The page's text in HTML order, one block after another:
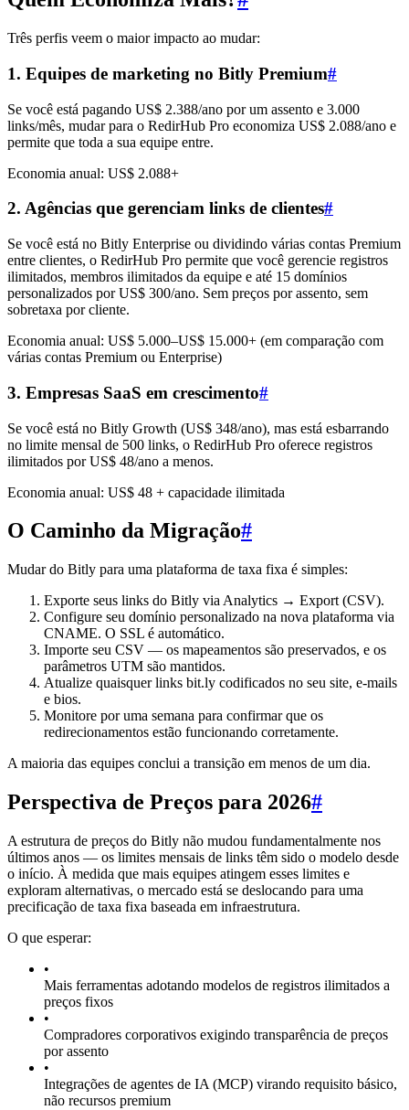
Três perfis veem o maior impacto ao mudar:
1. Equipes de marketing no Bitly Premium#
Se você está pagando US$ 2.388/ano por um assento e 3.000
links/mês, mudar para o RedirHub Pro economiza US$ 2.088/ano e
permite que toda a sua equipe entre.
Economia anual: US$ 2.088+
2. Agências que gerenciam links de clientes#
Se você está no Bitly Enterprise ou dividindo várias contas Premium
entre clientes, o RedirHub Pro permite que você gerencie registros
ilimitados, membros ilimitados da equipe e até 15 domínios
personalizados por US$ 300/ano. Sem preços por assento, sem
sobretaxa por cliente.
Economia anual: US$ 5.000–US$ 15.000+ (em comparação com
várias contas Premium ou Enterprise)
3. Empresas SaaS em crescimento#
Se você está no Bitly Growth (US$ 348/ano), mas está esbarrando
no limite mensal de 500 links, o RedirHub Pro oferece registros
ilimitados por US$ 48/ano a menos.
Economia anual: US$ 48 + capacidade ilimitada
O Caminho da Migração#
Mudar do Bitly para uma plataforma de taxa fixa é simples:
Exporte seus links do Bitly via Analytics → Export (CSV).
Configure seu domínio personalizado na nova plataforma via
CNAME. O SSL é automático.
Importe seu CSV — os mapeamentos são preservados, e os
parâmetros UTM são mantidos.
Atualize quaisquer links bit.ly codificados no seu site, e-mails
e bios.
Monitore por uma semana para confirmar que os
redirecionamentos estão funcionando corretamente.
A maioria das equipes conclui a transição em menos de um dia.
Perspectiva de Preços para 2026#
A estrutura de preços do Bitly não mudou fundamentalmente nos
últimos anos — os limites mensais de links têm sido o modelo desde
o início. À medida que mais equipes atingem esses limites e
exploram alternativas, o mercado está se deslocando para uma
precificação de taxa fixa baseada em infraestrutura.
O que esperar:
•
Mais ferramentas adotando modelos de registros ilimitados a
preços fixos
•
Compradores corporativos exigindo transparência de preços
por assento
•
Integrações de agentes de IA (MCP) virando requisito básico,
não recursos premium